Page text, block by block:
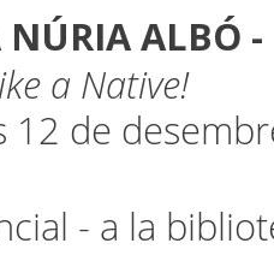
ALBÓ
a Native!
12 de
- a la